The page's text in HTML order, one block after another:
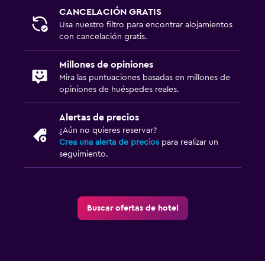
CANCELACIÓN GRATIS
Usa nuestro filtro para encontrar alojamientos
con cancelación gratis.
Millones de opiniones
Mira las puntuaciones basadas en millones de
opiniones de huéspedes reales.
Alertas de precios
¿Aún no quieres reservar?
Crea una alerta de precios para realizar un
seguimiento.
Buscar ofertas de hotel